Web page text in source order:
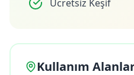
Ücretsiz Keşif
Kullanım